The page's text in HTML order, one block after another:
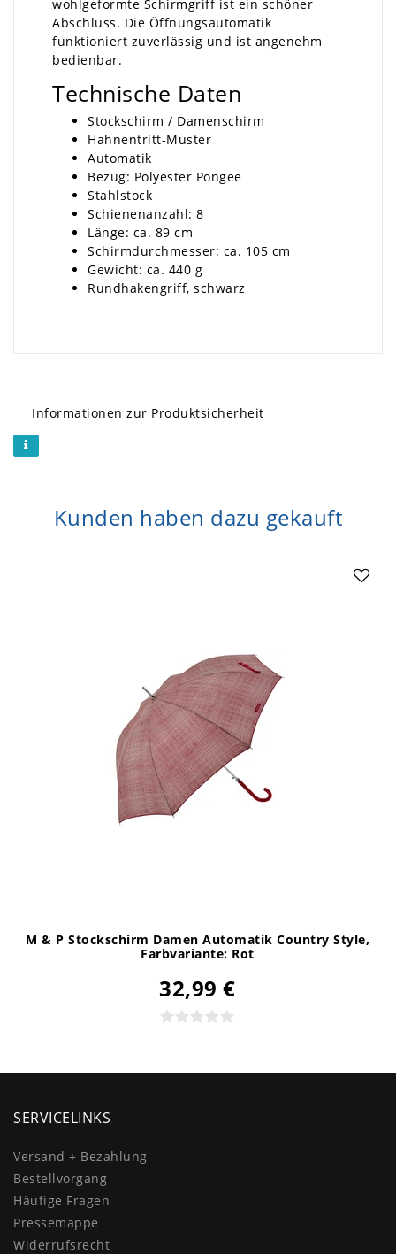
wohlgeformte Schirmgriff ist ein schöner
Abschluss. Die Öffnungsautomatik
funktioniert zuverlässig und ist angenehm
bedienbar.
Technische Daten
Stockschirm / Damenschirm
Hahnentritt-Muster
Automatik
Bezug: Polyester Pongee
Stahlstock
Schienenanzahl: 8
Länge: ca. 89 cm
Schirmdurchmesser: ca. 105 cm
Gewicht: ca. 440 g
Rundhakengriff, schwarz
Informationen zur Produktsicherheit
Kunden haben dazu gekauft
M & P Stockschirm Damen Automatik Country Style,
Farbvariante: Rot
32,99 €
SERVICELINKS
Versand + Bezahlung
Bestellvorgang
Häufige Fragen
Pressemappe
Widerrufs­recht